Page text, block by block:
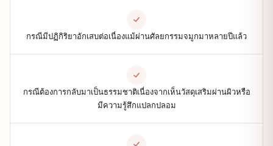
กรณีมีปฏิกิริยาอักเสบต่อเนื่องแม้ผ่านศัลยกรรมจมูกมาหลายปีแล้ว
กรณีต้องการกลับมาเป็นธรรมชาติเนื่องจากเห็นวัสดุเสริมผ่านผิวหรือ
มีความรู้สึกแปลกปลอม